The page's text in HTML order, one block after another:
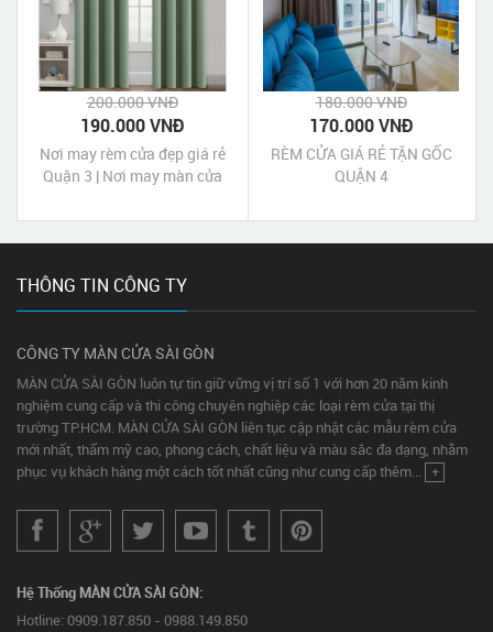
200.000 VNĐ
190.000 VNĐ
Nơi may rèm cửa đẹp giá rẻ
Quận 3 | Nơi may màn cửa
180.000 VNĐ
170.000 VNĐ
RÈM CỬA GIÁ RẺ TẬN GỐC
QUẬN 4
THÔNG TIN CÔNG TY
CÔNG TY MÀN CỬA SÀI GÒN
MÀN CỬA SÀI GÒN luôn tự tin giữ vững vị trí số 1 với hơn 20 năm kinh
nghiệm cung cấp và thi công chuyên nghiệp các loại rèm cửa tại thị
trường TP.HCM. MÀN CỬA SÀI GÒN liên tục cập nhật các mẫu rèm cửa
mới nhất, thẩm mỹ cao, phong cách, chất liệu và màu sắc đa dạng, nhằm
phục vụ khách hàng một cách tốt nhất cũng như cung cấp thêm... +
Hệ Thống MÀN CỬA SÀI GÒN:
Hotline: 0909.187.850 - 0988.149.850